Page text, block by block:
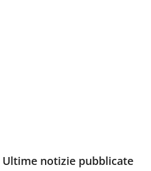
Ultime notizie pubblicate